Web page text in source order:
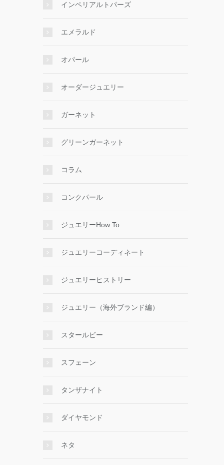
インペリアルトパーズ
エメラルド
オパール
オーダージュエリー
ガーネット
グリーンガーネット
コラム
コンクパール
ジュエリーHow To
ジュエリーコーディネート
ジュエリーヒストリー
ジュエリー（海外ブランド編）
スタールビー
スフェーン
タンザナイト
ダイヤモンド
ネタ